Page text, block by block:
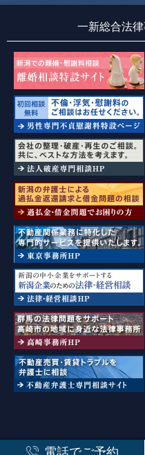
一新総合法
電話でご予約